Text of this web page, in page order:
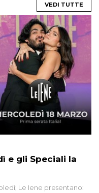
VEDI TUTTE
e gli Speciali la
Le Iene presentano: